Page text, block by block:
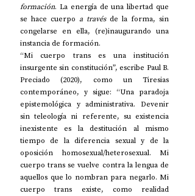
formación. La energía de una libertad que
se hace cuerpo a través de la forma, sin
congelarse en ella, (re)inaugurando una
instancia de formación.
“Mi cuerpo trans es una institución
insurgente sin constitución”, escribe Paul B.
Preciado (2020), como un Tiresias
contemporáneo, y sigue: “Una paradoja
epistemológica y administrativa. Devenir
sin teleología ni referente, su existencia
inexistente es la destitución al mismo
tiempo de la diferencia sexual y de la
oposición homosexual/heterosexual. Mi
cuerpo trans se vuelve contra la lengua de
aquellos que lo nombran para negarlo. Mi
cuerpo trans existe, como realidad